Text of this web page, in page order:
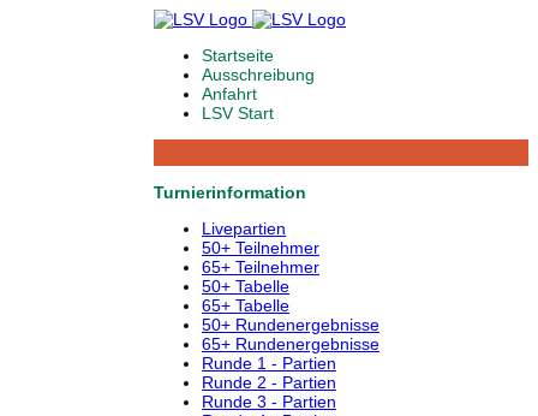
Startseite
Ausschreibung
Anfahrt
LSV Start
Turnierinformation
Livepartien
50+ Teilnehmer
65+ Teilnehmer
50+ Tabelle
65+ Tabelle
50+ Rundenergebnisse
65+ Rundenergebnisse
Runde 1 - Partien
Runde 2 - Partien
Runde 3 - Partien